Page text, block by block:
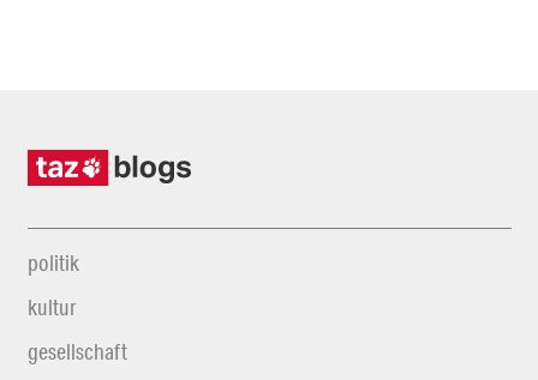
politik
kultur
gesellschaft